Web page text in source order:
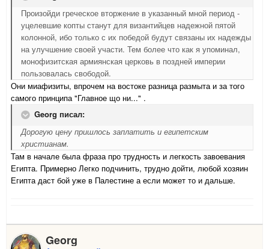
Произойди греческое вторжение в указанный мной период -
уцелевшие копты станут для византийцев надежной пятой
колонной, ибо только с их победой будут связаны их надежды
на улучшение своей участи. Тем более что как я упоминал,
монофизитская армиянская церковь в поздней империи
пользовалась свободой.
Они миафизиты, впрочем на востоке разница размыта и за того
самого принципа "Главное що ни..." .
Georg писал:
Дорогую цену пришлось заплатить и египетским
христианам.
Там в начале была фраза про трудность и легкость завоевания
Египта. Примерно Легко подчинить, трудно дойти, любой хозяин
Египта даст бой уже в Палестине а если может то и дальше.
Georg